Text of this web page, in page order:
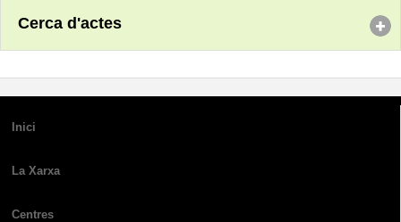
Cerca d'actes
Inici
La Xarxa
Centres